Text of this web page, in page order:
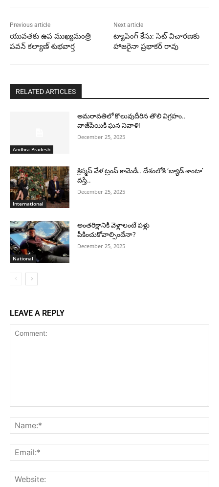
Previous article
యువతకు ఉప ముఖ్యమంత్రి
పవన్ కల్యాణ్ శుభవార్త
Next article
ట్యాపింగ్ కేసు: సిట్ విచారణకు
హాజరైనా ప్రభాకర్ రావు
RELATED ARTICLES
Andhra Pradesh
అమరావతిలో కొలువుదీరిన తొలి విగ్రహం..
వాజ్‌పేయికి ఘన నివాళి!
December 25, 2025
International
క్రిస్మస్ వేళ ట్రంప్ కామెడీ.. దేశంలోకి ‘బ్యాడ్ శాంటా’
వస్తే..
December 25, 2025
National
అంతరిక్షానికి వెళ్లాలంటే పళ్లు
పీకించుకోవాల్సిందేనా?
December 25, 2025
LEAVE A REPLY